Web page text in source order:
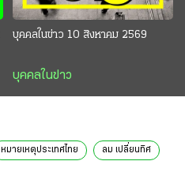
บุคคลในข่าว 10 สิงหาคม 2569
บุคคลในข่าว
หมายเหตุประเทศไทย ลม เปลี่ยนทิศ